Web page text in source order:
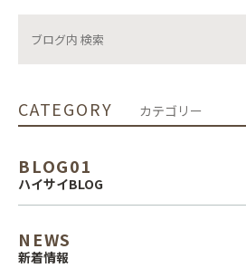
CATEGORY カテゴリー
BLOG01
ハイサイBLOG
NEWS
新着情報